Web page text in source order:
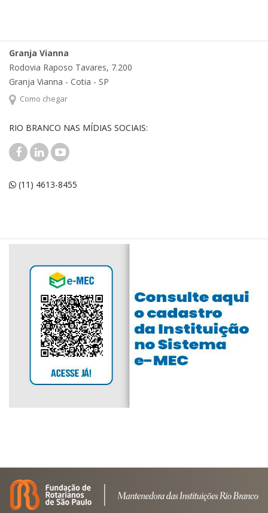
Granja Vianna
Rodovia Raposo Tavares, 7.200
Granja Vianna - Cotia - SP
Como chegar
RIO BRANCO NAS MÍDIAS SOCIAIS:
(11) 4613-8455